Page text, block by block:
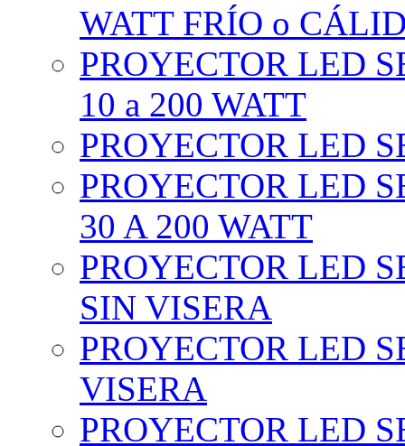
WATT FRÍO o
PROYECTOR LED
10 a 200 WATT
PROYECTOR LED
PROYECTOR LED
30 A 200 WATT
PROYECTOR LED
SIN VISERA
PROYECTOR LED
VISERA
PROYECTOR LED